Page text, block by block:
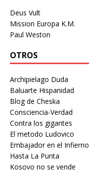
Deus Vult
Mission Europa K.M.
Paul Weston
OTROS
Archipielago Duda
Baluarte Hispanidad
Blog de Cheska
Consciencia-Verdad
Contra los gigantes
El metodo Ludovico
Embajador en el Infierno
Hasta La Punta
Kosovo no se vende